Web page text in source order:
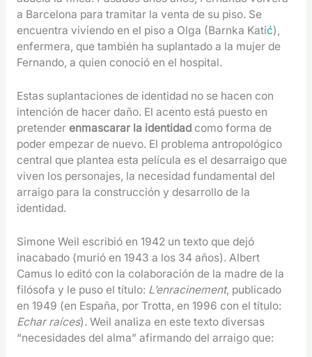
a Barcelona para tramitar la venta de su piso. Se
encuentra viviendo en el piso a Olga (Barnka Katić),
enfermera, que también ha suplantado a la mujer de
Fernando, a quien conoció en el hospital.
Estas suplantaciones de identidad no se hacen con
intención de hacer daño. El acento está puesto en
pretender enmascarar la identidadcomo forma de
poder empezar de nuevo. El problema antropológico
central que plantea esta película es el desarraigo que
viven los personajes, la necesidad fundamental del
arraigo para la construcción y desarrollo de la
identidad.
Simone Weil escribió en 1942 un texto que dejó
inacabado (murió en 1943 a los 34 años). Albert
Camus lo editó con la colaboración de la madre de la
filósofa y le puso el título: L’enracinement, publicado
en 1949 (en España, por Trotta, en 1996 con el título:
Echar raíces). Weil analiza en este texto diversas
“necesidades del alma” afirmando del arraigo que: